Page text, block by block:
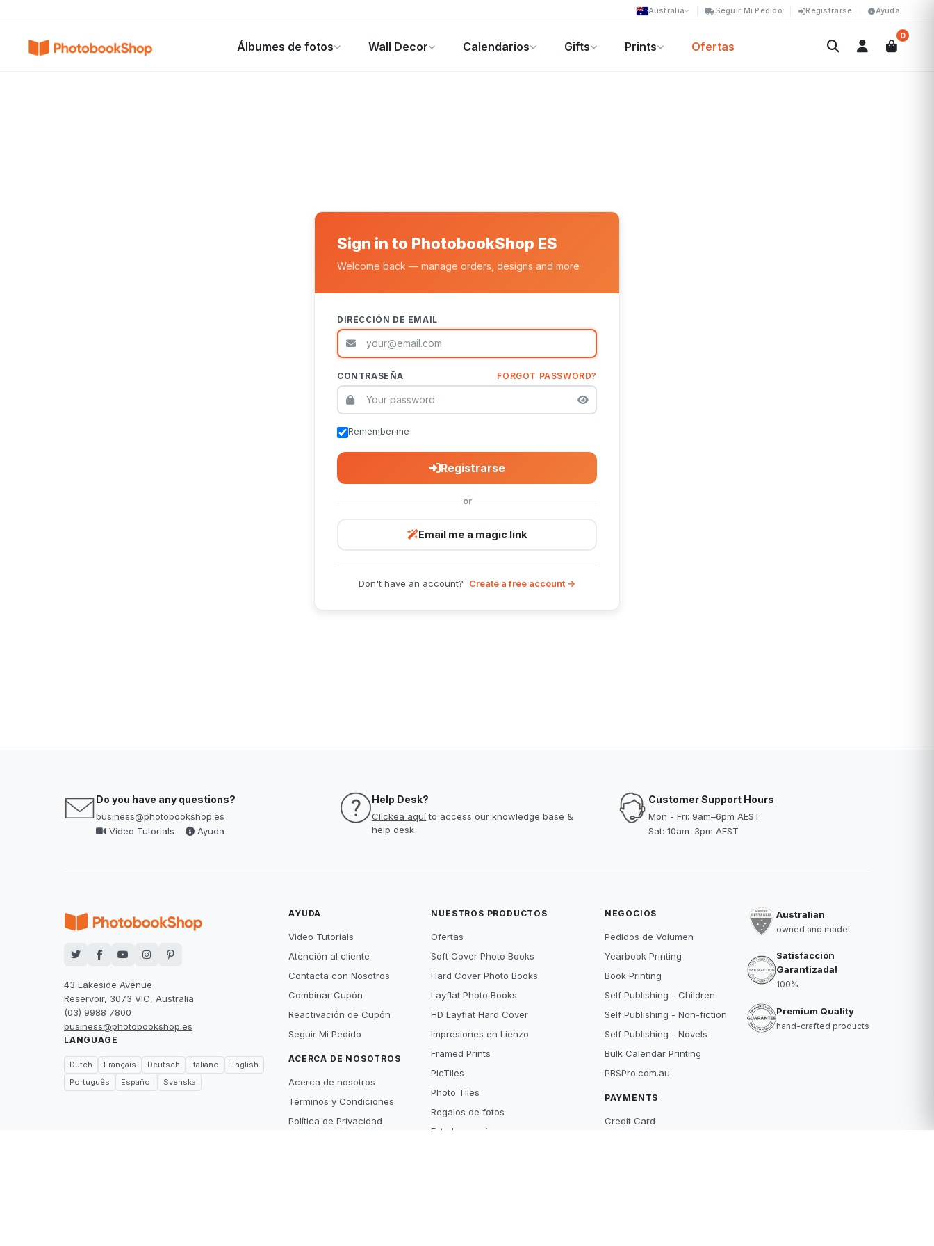
Australia Seguir Mi Pedido Registrarse Ayuda
Álbumes de fotos Wall Decor Calendarios Gifts Prints Ofertas
0
Sign in to PhotobookShop ES
Welcome back — manage orders, designs and more
DIRECCIÓN DE EMAIL
CONTRASEÑA FORGOT PASSWORD?
Remember me
Registrarse
or
Email me a magic link
Don't have an account? Create a free account →
Do you have any questions?
business@photobookshop.es
Video Tutorials
Ayuda
Help Desk?
Clickea aquíto access our knowledge base &
help desk
Customer Support Hours
Mon - Fri: 9am–6pm AEST
Sat: 10am–3pm AEST
43 Lakeside Avenue
Reservoir, 3073 VIC, Australia
(03) 9988 7800
business@photobookshop.es
LANGUAGE
Dutch Français Deutsch Italiano
English
Português
Español Svenska
AYUDA
Video Tutorials
Atención al cliente
Contacta con Nosotros
Combinar Cupón
Reactivación de Cupón
Seguir Mi Pedido
ACERCA DE NOSOTROS
Acerca de nosotros
Términos y Condiciones
Política de Privacidad
NUESTROS PRODUCTOS
Ofertas
Soft Cover Photo Books
Hard Cover Photo Books
Layflat Photo Books
HD Layflat Hard Cover
Impresiones en Lienzo
Framed Prints
PicTiles
Photo Tiles
Regalos de fotos
Foto Impressiones
NEGOCIOS
Pedidos de Volumen
Yearbook Printing
Book Printing
Self Publishing - Children
Self Publishing - Non-fiction
Self Publishing - Novels
Bulk Calendar Printing
PBSPro.com.au
PAYMENTS
Credit Card
Australian
owned and made!
Satisfacción
Garantizada!
100%
Premium Quality
hand-crafted products